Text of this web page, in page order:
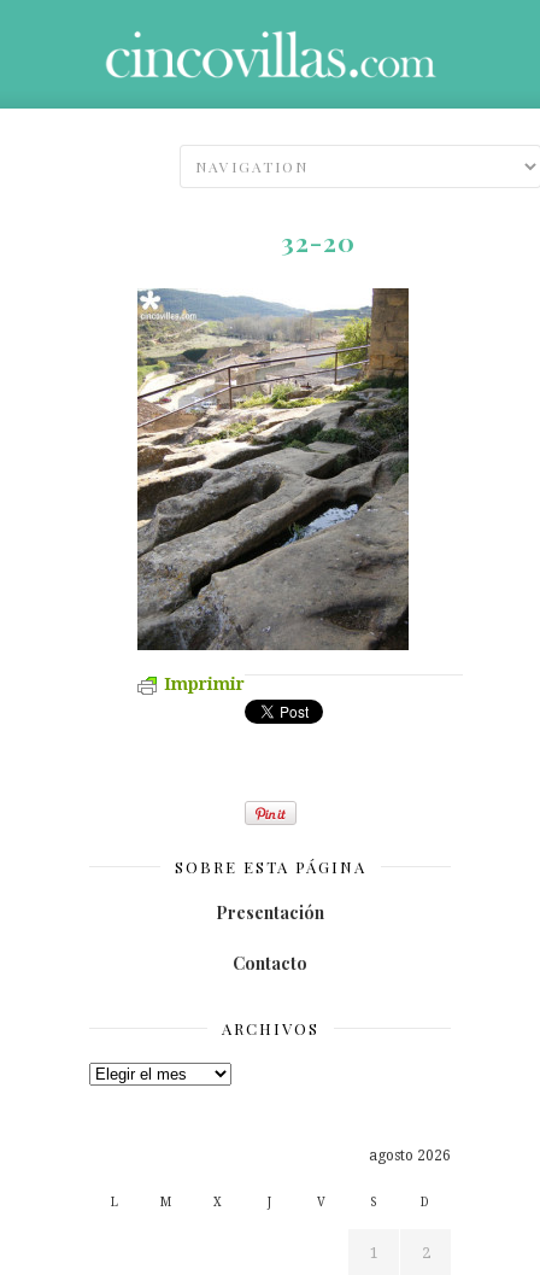
32-20
Imprimir
SOBRE ESTA PÁGINA
Presentación
Contacto
ARCHIVOS
Archivos
agosto 2026
L M X J V S D
1 2